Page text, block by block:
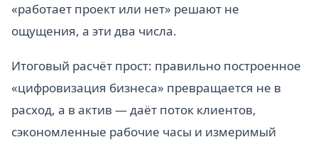
«работает проект или нет» решают не
ощущения, а эти два числа.
Итоговый расчёт прост: правильно построенное
«цифровизация бизнеса» превращается не в
расход, а в актив — даёт поток клиентов,
сэкономленные рабочие часы и измеримый